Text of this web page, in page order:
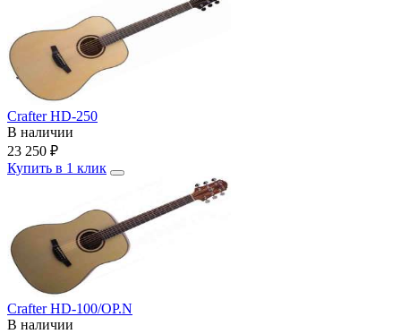
Crafter HD-250
В наличии
23 250 ₽
Купить в 1 клик
Crafter HD-100/OP.N
В наличии